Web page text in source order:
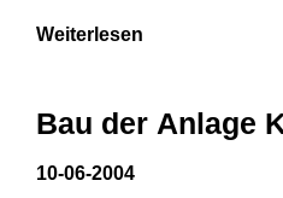
Weiterlesen
Bau der Anlage
10-06-2004